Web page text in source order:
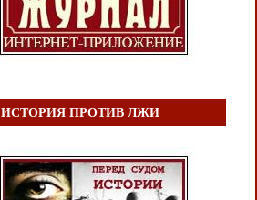
ИСТОРИЯ ПРОТИВ ЛЖИ